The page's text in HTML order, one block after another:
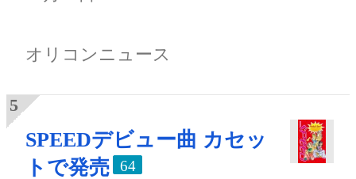
オリコンニュース
SPEEDデビュー曲 カセッ
トで発売
64